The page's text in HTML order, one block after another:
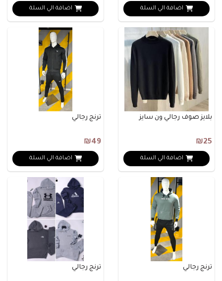
اضافة الي السلة اضافة الي السلة
بلايز صوف رجالي ون سايز
₪25
اضافة الي السلة
ترنج رجالي
₪49
اضافة الي السلة
ترنج رجالي ترنج رجالي